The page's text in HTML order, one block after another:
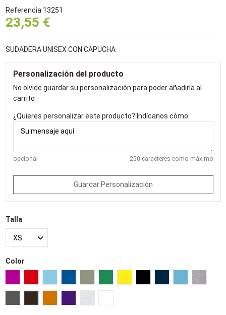
Referencia 13251
23,55 €
SUDADERA UNISEX CON CAPUCHA
Personalización del producto
No olvide guardar su personalización para poder añadirla al
carrito
¿Quieres personalizar este producto? Indícanos cómo:
opcional 250 caracteres como máximo
Guardar Personalización
Talla
Color